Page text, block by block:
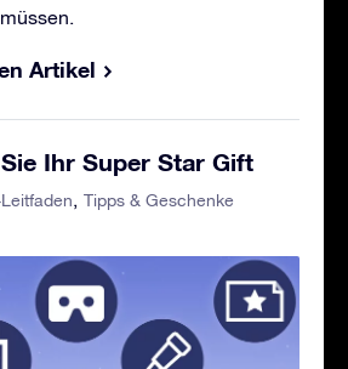
Artikel
Ihr Super Star Gift
Tipps & Geschenke